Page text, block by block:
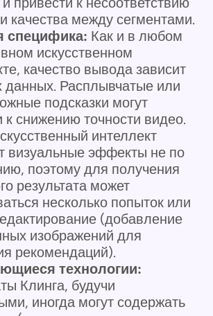
качества между сегментами.
специфика: Как и в любом
искусственном
качество вывода зависит
данных. Расплывчатые или
подсказки могут
к снижению точности видео.
интеллект
визуальные эффекты не по
поэтому для получения
результата может
несколько попыток или
(добавление
изображений для
рекомендаций).
технологии:
Клинга, будучи
иногда могут содержать